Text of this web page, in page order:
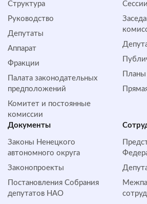
Структура
Руководство
Депутаты
Аппарат
Фракции
Палата законодательных
предположений
Комитет и постоянные
комиссии
Сессии
Документы
Законы Ненецкого
автономного округа
Законопроекты
Постановления Собрания
депутатов НАО